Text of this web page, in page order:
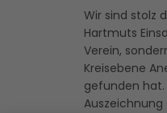
Wir sind stolz
Hartmuts
Verein,
Kreisebene
gefunden hat.